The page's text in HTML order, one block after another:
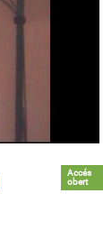
Accés
obert